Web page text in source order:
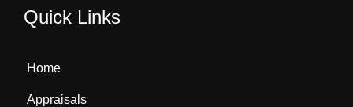
Quick Links
Home
Appraisals